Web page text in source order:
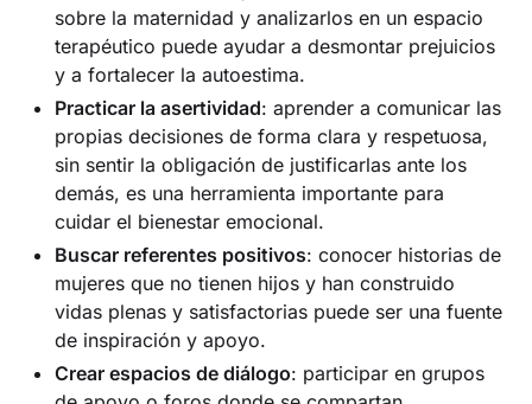
sobre la maternidad y analizarlos en un espacio
terapéutico puede ayudar a desmontar prejuicios
y a fortalecer la autoestima.
Practicar la asertividad: aprender a comunicar las
propias decisiones de forma clara y respetuosa,
sin sentir la obligación de justificarlas ante los
demás, es una herramienta importante para
cuidar el bienestar emocional.
Buscar referentes positivos: conocer historias de
mujeres que no tienen hijos y han construido
vidas plenas y satisfactorias puede ser una fuente
de inspiración y apoyo.
Crear espacios de diálogo: participar en grupos